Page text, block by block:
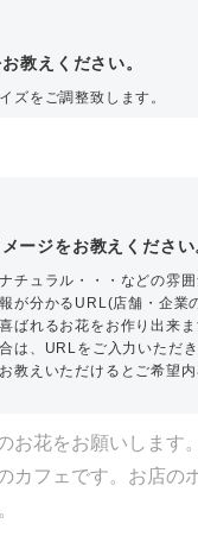
教えください。
ズをご調整致します。
ージをお教えください
チュラル・・・などの雰
が分かるURL(店舗・企業
ばれるお花をお作り出来
は、URLをご入力いただ
教えいただけるとご希望